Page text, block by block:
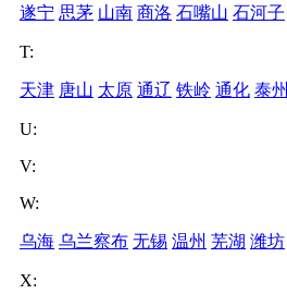
遂宁 思茅 山南 商洛 石嘴山 石河子
T:
天津 唐山 太原 通辽 铁岭 通化 泰州
U:
V:
W:
乌海 乌兰察布 无锡 温州 芜湖 潍坊
X: